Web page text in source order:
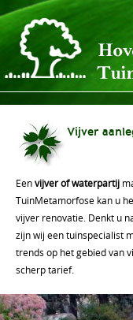
Vijver
Eenvijver of waterpartij
TuinMetamorfose kan u
vijver renovatie. Denkt u
zijn wij een tuinspecialist
trends op het gebied van
scherp tarief.